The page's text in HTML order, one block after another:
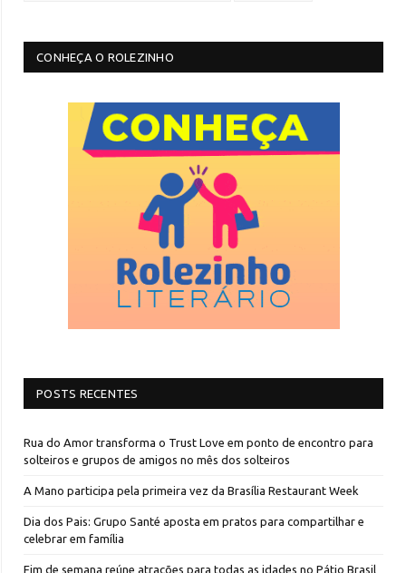
CONHEÇA O ROLEZINHO
POSTS RECENTES
Rua do Amor transforma o Trust Love em ponto de encontro para
solteiros e grupos de amigos no mês dos solteiros
A Mano participa pela primeira vez da Brasília Restaurant Week
Dia dos Pais: Grupo Santé aposta em pratos para compartilhar e
celebrar em família
Fim de semana reúne atrações para todas as idades no Pátio Brasil